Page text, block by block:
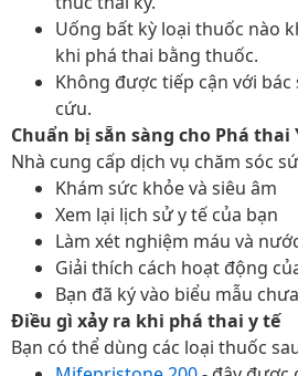
Uống bất kỳ loại thuốc nào
khi phá thai bằng thuốc.
Không được tiếp cận với
cứu.
Chuẩn bị sẵn sàng cho Phá thai
Nhà cung cấp dịch vụ chăm sóc
Khám sức khỏe và siêu âm
Xem lại lịch sử y tế của bạn
Làm xét nghiệm máu và
Giải thích cách hoạt động
Bạn đã ký vào biểu mẫu chưa
Điều gì xảy ra khi phá thai y tế
Bạn có thể dùng các loại thuốc